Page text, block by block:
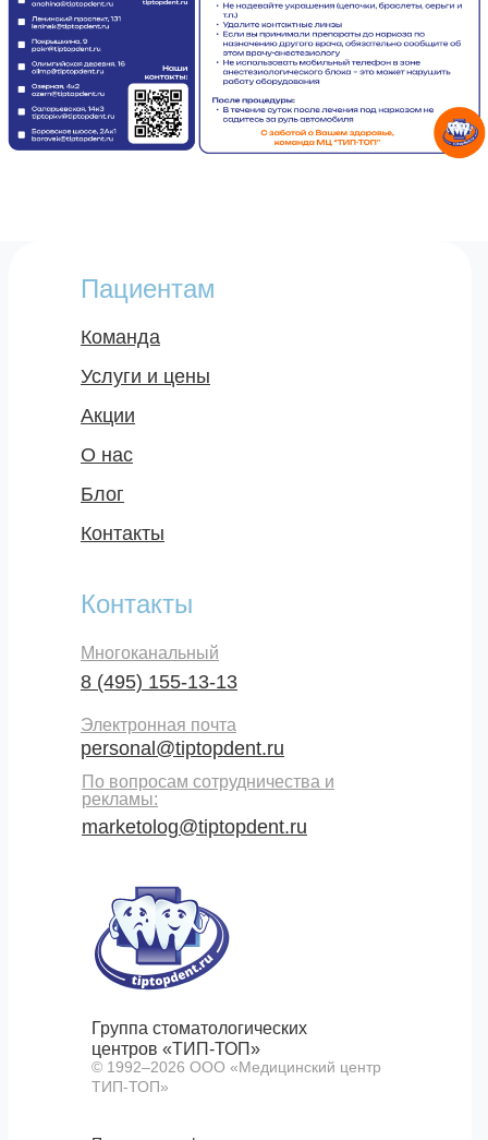
Услуги и цены
О нас
Блог
Команда
Акции
Контакты
Пациентам
Контакты
Группа стоматологических
центров «ТИП-ТОП»
© 1992–2026 ООО «Медицинский центр
ТИП-ТОП»
8 (495) 155-13-13
Многоканальный
personal@tiptopdent.ru
Электронная почта
marketolog@tiptopdent.ru
По вопросам сотрудничества и
рекламы: